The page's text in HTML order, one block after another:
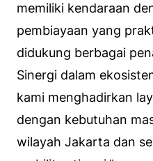
memiliki kendaraan
pembiayaan yang
didukung berbagai
Sinergi dalam
kami menghadirkan
dengan kebutuhan
wilayah Jakarta dan